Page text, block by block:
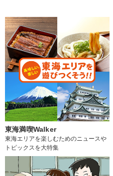
東海満喫Walker
東海エリアを楽しむためのニュースや
トピックスを大特集